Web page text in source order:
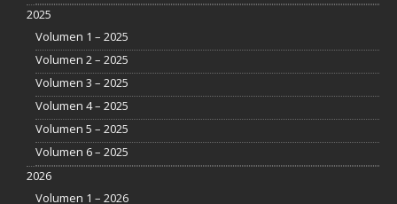
2025
Volumen 1 – 2025
Volumen 2 – 2025
Volumen 3 – 2025
Volumen 4 – 2025
Volumen 5 – 2025
Volumen 6 – 2025
2026
Volumen 1 – 2026